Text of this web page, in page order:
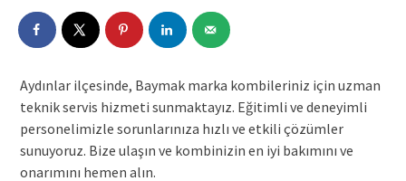
Aydınlar ilçesinde, Baymak marka kombileriniz için uzman
teknik servis hizmeti sunmaktayız. Eğitimli ve deneyimli
personelimizle sorunlarınıza hızlı ve etkili çözümler
sunuyoruz. Bize ulaşın ve kombinizin en iyi bakımını ve
onarımını hemen alın.